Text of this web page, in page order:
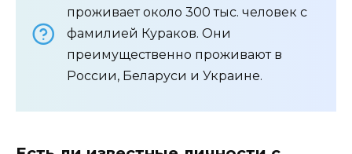
проживает около 300 тыс. человек с
фамилией Кураков. Они
преимущественно проживают в
России, Беларуси и Украине.